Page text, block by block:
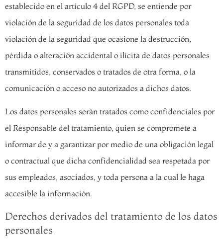
establecido en el artículo 4 del RGPD, se entiende por
violación de la seguridad de los datos personales toda
violación de la seguridad que ocasione la destrucción,
pérdida o alteración accidental o ilícita de datos personales
transmitidos, conservados o tratados de otra forma, o la
comunicación o acceso no autorizados a dichos datos.
Los datos personales serán tratados como confidenciales por
el Responsable del tratamiento, quien se compromete a
informar de y a garantizar por medio de una obligación legal
o contractual que dicha confidencialidad sea respetada por
sus empleados, asociados, y toda persona a la cual le haga
accesible la información.
Derechos derivados del tratamiento de los datos
personales